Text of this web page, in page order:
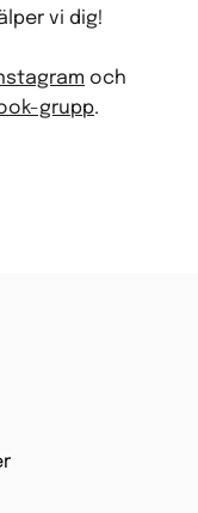
vi dig!
och
grupp.